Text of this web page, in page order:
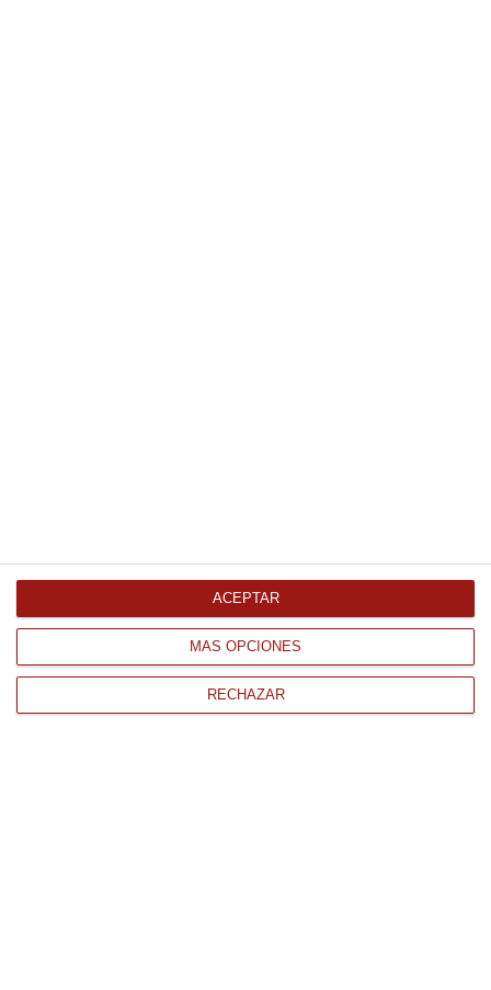
MÁS OPCIONES
RECHAZAR
ACEPTAR
AVISO LEGAL
POLÍTICA DE COOKIES
ENVÍO